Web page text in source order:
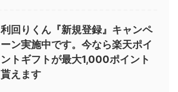
利回りくん『新規登録』キャンペ
ーン実施中です。今なら楽天ポイ
ントギフトが最大1,000ポイント
貰えます